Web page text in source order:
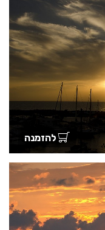
להזמנה